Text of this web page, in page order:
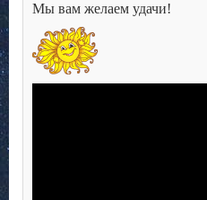
Мы вам желаем удачи!